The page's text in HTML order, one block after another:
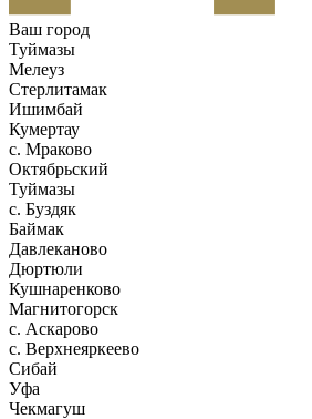
Ваш город
Туймазы
Мелеуз
Стерлитамак
Ишимбай
Кумертау
c. Мраково
Октябрьский
Туймазы
c. Буздяк
Баймак
Давлеканово
Дюртюли
Кушнаренково
Магнитогорск
с. Аскарово
с. Верхнеяркеево
Сибай
Уфа
Чекмагуш